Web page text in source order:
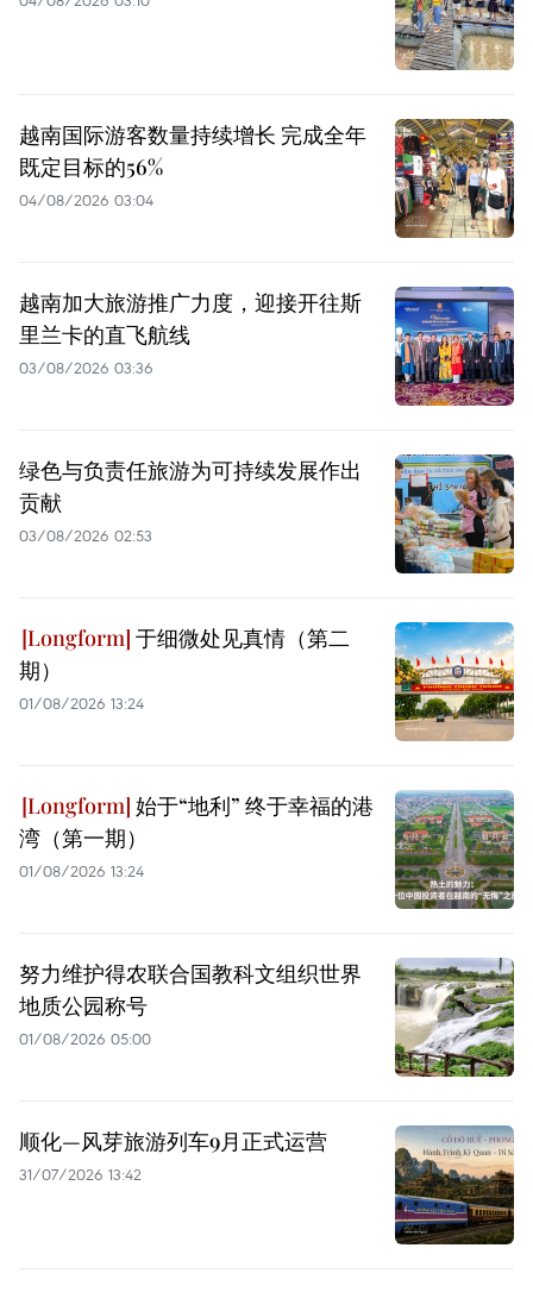
越南国际游客数量持续增长 完成全年
既定目标的56%
04/08/2026 03:04
越南加大旅游推广力度，迎接开往斯
里兰卡的直飞航线
03/08/2026 03:36
绿色与负责任旅游为可持续发展作出
贡献
03/08/2026 02:53
于细微处见真情（第二
期）
01/08/2026 13:24
始于“地利” 终于幸福的港
湾（第一期）
01/08/2026 13:24
努力维护得农联合国教科文组织世界
地质公园称号
01/08/2026 05:00
顺化—风芽旅游列车9月正式运营
31/07/2026 13:42